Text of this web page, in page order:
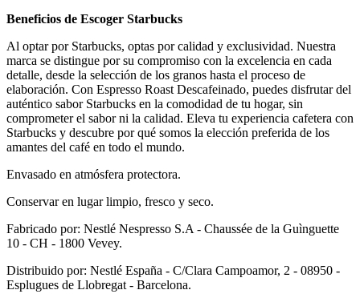
Beneficios de Escoger Starbucks
Al optar por Starbucks, optas por calidad y exclusividad. Nuestra
marca se distingue por su compromiso con la excelencia en cada
detalle, desde la selección de los granos hasta el proceso de
elaboración. Con Espresso Roast Descafeinado, puedes disfrutar del
auténtico sabor Starbucks en la comodidad de tu hogar, sin
comprometer el sabor ni la calidad. Eleva tu experiencia cafetera con
Starbucks y descubre por qué somos la elección preferida de los
amantes del café en todo el mundo.
Envasado en atmósfera protectora.
Conservar en lugar limpio, fresco y seco.
Fabricado por: Nestlé Nespresso S.A - Chaussée de la Guìnguette
10 - CH - 1800 Vevey.
Distribuido por: Nestlé España - C/Clara Campoamor, 2 - 08950 -
Esplugues de Llobregat - Barcelona.